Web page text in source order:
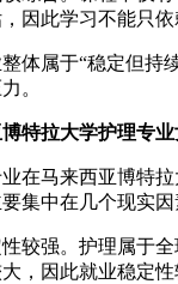
因此学习不能只依
属于“稳定但持
。
拉大学护理专业
马来西亚博特拉
集中在几个现实因
强。护理属于全
，因此就业稳定性